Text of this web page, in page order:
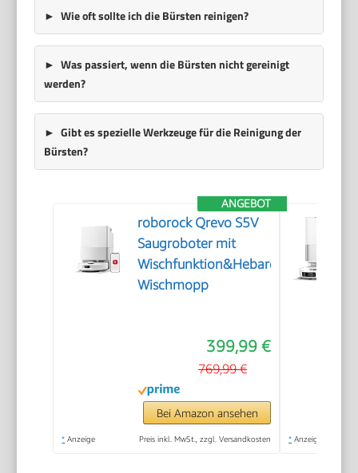
Wie oft sollte ich die Bürsten reinigen?
Was passiert, wenn die Bürsten nicht gereinigt
werden?
Gibt es spezielle Werkzeuge für die Reinigung der
Bürsten?
ANGEBOT
roborock Qrevo S5V
Saugroboter mit
Wischfunktion&Hebarem
Wischmopp
399,99 €
769,99 €
Bei Amazon ansehen
* Anzeige Preis inkl. MwSt., zzgl. Versandkosten * Anzeige